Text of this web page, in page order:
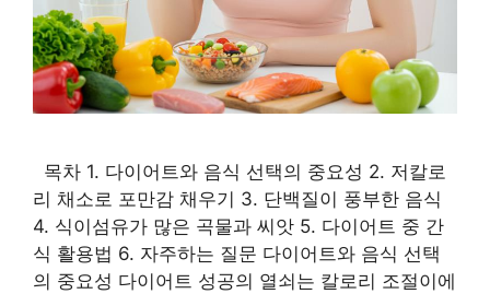
목차 1. 다이어트와 음식 선택의 중요성 2. 저칼로
리 채소로 포만감 채우기 3. 단백질이 풍부한 음식
4. 식이섬유가 많은 곡물과 씨앗 5. 다이어트 중 간
식 활용법 6. 자주하는 질문 다이어트와 음식 선택
의 중요성 다이어트 성공의 열쇠는 칼로리 조절이에